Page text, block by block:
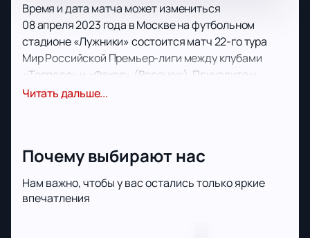
Время и дата матча может измениться
08 апреля 2023 года в Москве на футбольном
стадионе «Лужники» состоится матч 22-го тура
Мир Российской Премьер-лиги между клубами
«Торпедо» и «Факел» (Воронеж). Приходите и
болейте за свою команду!
историю этой команды. Клуб трижды выигрывал
забывать, что именно «автозаводцы» были
первыми обладателями Кубка России. Можно не
Читать дальше...
Почему выбирают нас
Нам важно, чтобы у вас остались только яркие
впечатления